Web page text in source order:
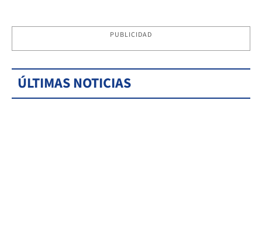
PUBLICIDAD
ÚLTIMAS NOTICIAS